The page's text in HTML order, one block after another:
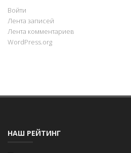
Войти
Лента записей
Лента комментариев
WordPress.org
НАШ РЕЙТИНГ